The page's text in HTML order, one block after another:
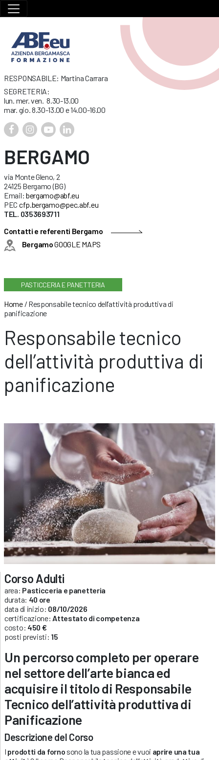
RESPONSABILE: Martina Carrara
SEGRETERIA:
lun. mer. ven. 8.30-13.00
mar. gio. 8.30-13.00 e 14.00-16.00
BERGAMO
via Monte Gleno, 2
24125 Bergamo (BG)
Email: bergamo@abf.eu
PEC cfp.bergamo@pec.abf.eu
TEL. 0353693711
Contatti e referenti Bergamo
BergamoGOOGLE MAPS
PASTICCERIA E PANETTERIA
Home/ Responsabile tecnico dell’attività produttiva di
panificazione
Responsabile tecnico
dell’attività produttiva di
panificazione
Corso Adulti
area: Pasticceria e panetteria
durata: 40 ore
data di inizio: 08/10/2026
certificazione: Attestato di competenza
costo: 450 €
posti previsti: 15
Un percorso completo per operare
nel settore dell’arte bianca ed
acquisire il titolo di Responsabile
Tecnico dell’attività produttiva di
Panificazione
Descrizione del Corso
I prodotti da forno sono la tua passione e vuoi aprire una tua